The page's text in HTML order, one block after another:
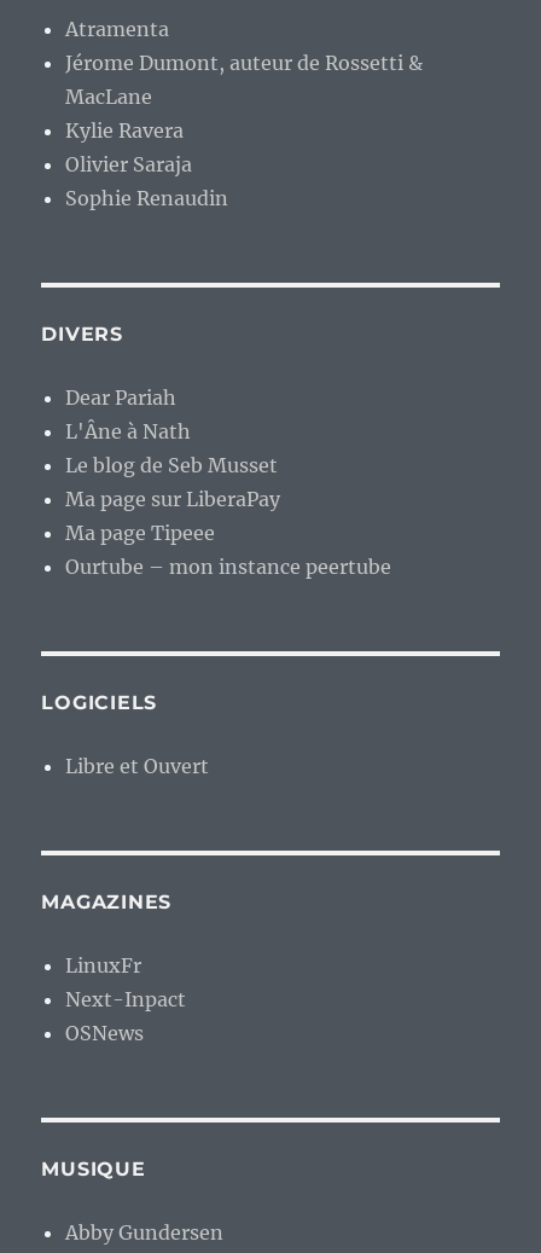
Atramenta
Jérome Dumont, auteur de Rossetti &
MacLane
Kylie Ravera
Olivier Saraja
Sophie Renaudin
DIVERS
Dear Pariah
L'Âne à Nath
Le blog de Seb Musset
Ma page sur LiberaPay
Ma page Tipeee
Ourtube – mon instance peertube
LOGICIELS
Libre et Ouvert
MAGAZINES
LinuxFr
Next-Inpact
OSNews
MUSIQUE
Abby Gundersen